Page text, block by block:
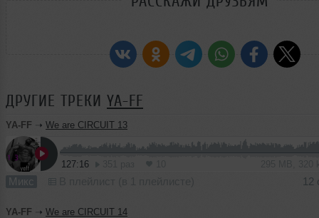
ДРУГИЕ ТРЕКИ YA-FF
YA-FF ➝ We are CIRCUIT 13
127:16
Микс 12
YA-FF ➝ We are CIRCUIT 14